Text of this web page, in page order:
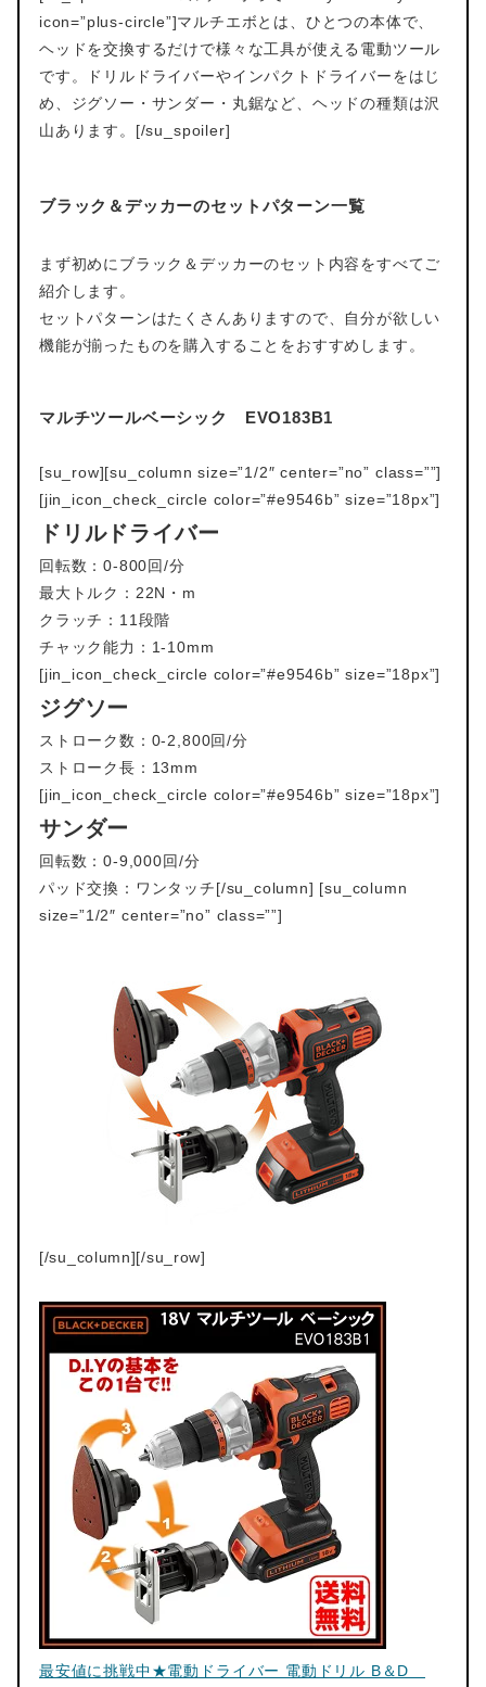
icon=”plus-circle”]マルチエボとは、ひとつの本体で、
ヘッドを交換するだけで様々な工具が使える電動ツール
です。ドリルドライバーやインパクトドライバーをはじ
め、ジグソー・サンダー・丸鋸など、ヘッドの種類は沢
山あります。[/su_spoiler]
ブラック＆デッカーのセットパターン一覧
まず初めにブラック＆デッカーのセット内容をすべてご
紹介します。
セットパターンはたくさんありますので、自分が欲しい
機能が揃ったものを購入することをおすすめします。
マルチツールベーシック EVO183B1
[su_row][su_column size=”1/2″ center=”no” class=””]
[jin_icon_check_circle color=”#e9546b” size=”18px”]
ドリルドライバー
回転数：0-800回/分
最大トルク：22N・m
クラッチ：11段階
チャック能力：1-10mm
[jin_icon_check_circle color=”#e9546b” size=”18px”]
ジグソー
ストローク数：0-2,800回/分
ストローク長：13mm
[jin_icon_check_circle color=”#e9546b” size=”18px”]
サンダー
回転数：0-9,000回/分
パッド交換：ワンタッチ[/su_column] [su_column
size=”1/2″ center=”no” class=””]
[/su_column][/su_row]
最安値に挑戦中★電動ドライバー 電動ドリル B＆D